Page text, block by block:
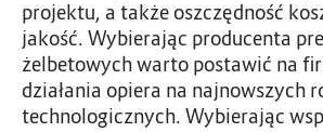
projektu, a także oszczędność
jakość. Wybierając producenta
żelbetowych warto postawić na
działania opiera na najnowszych
technologicznych. Wybierając